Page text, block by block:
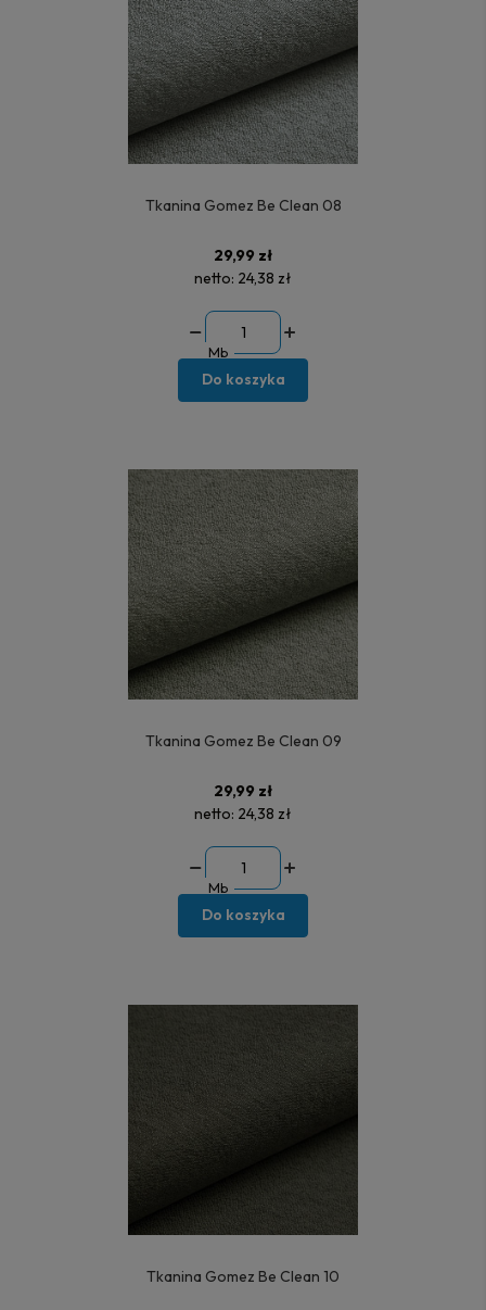
Tkanina Gomez Be Clean 08
29,99 zł
netto: 24,38 zł
Mb
Do koszyka
Tkanina Gomez Be Clean 09
29,99 zł
netto: 24,38 zł
Mb
Do koszyka
Tkanina Gomez Be Clean 10